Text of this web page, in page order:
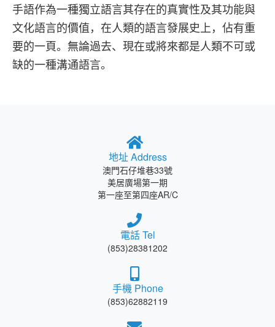
手語作為一種獨立語言其存在的真實性及其功能與
文化語言的價值，在人類的語言發展史上，佔有重
要的一頁。無論過去、現在或將來都是人類不可或
缺的一種溝通語言。
地址 Address
澳門石仔堆巷33號
美居廣場第一期
第一座至第四座AR/C
電話 Tel
(853)28381202
手機 Phone
(853)62882119